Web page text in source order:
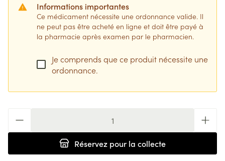
Informations importantes
Ce médicament nécessite une ordonnance valide. Il
ne peut pas être acheté en ligne et doit être payé à
la pharmacie après examen par le pharmacien.
Je comprends que ce produit nécessite une
ordonnance.
Réservez pour la collecte